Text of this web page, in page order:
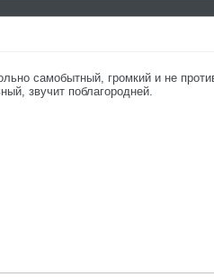
самобытный, громкий и не
звучит поблагородней.